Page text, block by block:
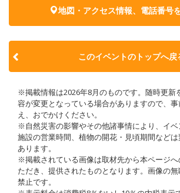
地図・アクセス情報、電話番号
このイベントのトップへ戻
※掲載情報は2026年8月のものです。随時更新
容が変更となっている場合がありますので、事
え、おでかけください。
※自然災害の影響やその他諸事情により、イベ
施設の営業時間、植物の開花・見頃期間など
あります。
※掲載されている画像は取材先から本ページ
ただき、提供されたものとなります。画像の
禁止です。